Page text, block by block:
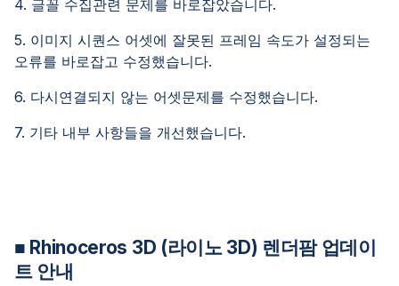
4. 글꼴 수집관련 문제를 바로잡았습니다.
5. 이미지 시퀀스 어셋에 잘못된 프레임 속도가 설정되는
오류를 바로잡고 수정했습니다.
6. 다시연결되지 않는 어셋문제를 수정했습니다.
7. 기타 내부 사항들을 개선했습니다.
■ Rhinoceros 3D (라이노 3D) 렌더팜 업데이
트 안내